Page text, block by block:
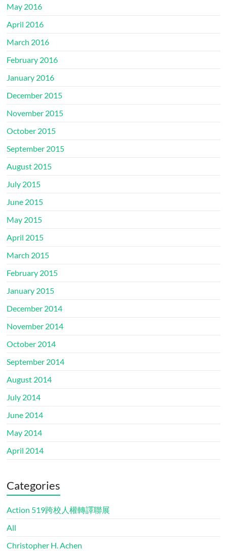
May 2016
April 2016
March 2016
February 2016
January 2016
December 2015
November 2015
October 2015
September 2015
August 2015
July 2015
June 2015
May 2015
April 2015
March 2015
February 2015
January 2015
December 2014
November 2014
October 2014
September 2014
August 2014
July 2014
June 2014
May 2014
April 2014
Categories
Action 519跨校人權轉譯聯展
All
Christopher H. Achen